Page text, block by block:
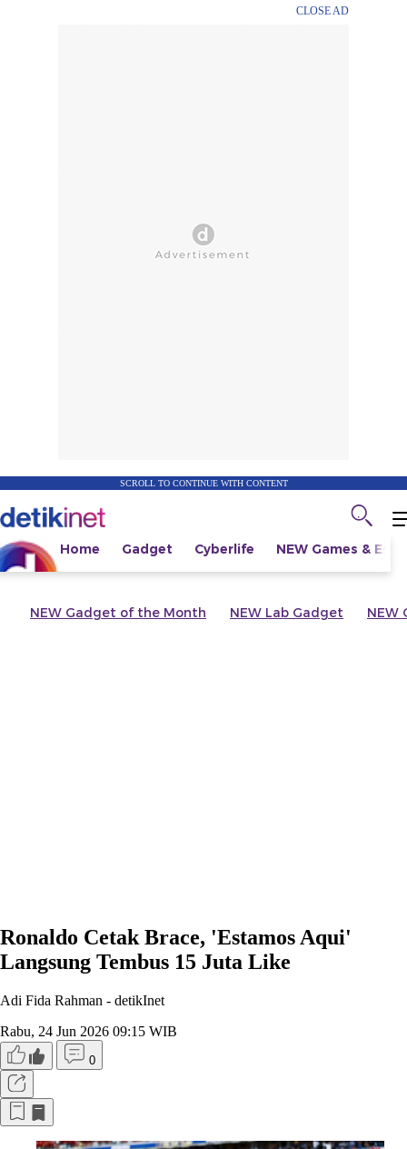
CLOSE AD
SCROLL TO CONTINUE WITH CONTENT
Home Gadget Cyberlife NEW Games &
NEW Gadget of the Month NEW Lab Gadget NEW
Ronaldo Cetak Brace, 'Estamos Aqui'
Langsung Tembus 15 Juta Like
Adi Fida Rahman - detikInet
Rabu, 24 Jun 2026 09:15 WIB
0